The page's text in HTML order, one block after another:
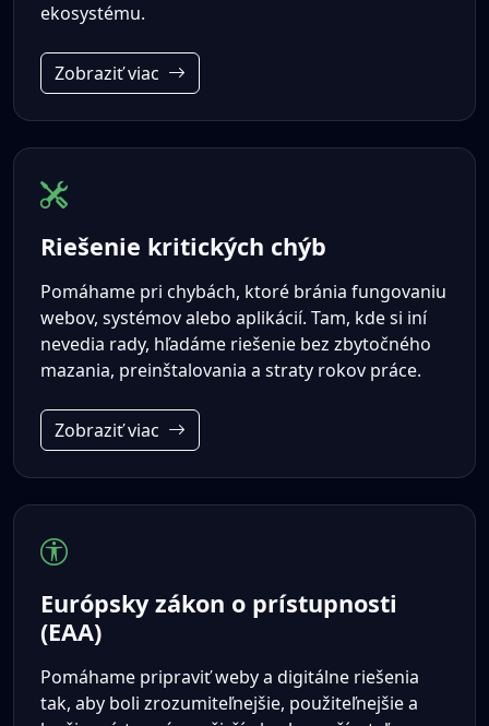
ekosystému.
Zobraziť viac
Riešenie kritických chýb
Pomáhame pri chybách, ktoré bránia fungovaniu
webov, systémov alebo aplikácií. Tam, kde si iní
nevedia rady, hľadáme riešenie bez zbytočného
mazania, preinštalovania a straty rokov práce.
Zobraziť viac
Európsky zákon o prístupnosti
(EAA)
Pomáhame pripraviť weby a digitálne riešenia
tak, aby boli zrozumiteľnejšie, použiteľnejšie a